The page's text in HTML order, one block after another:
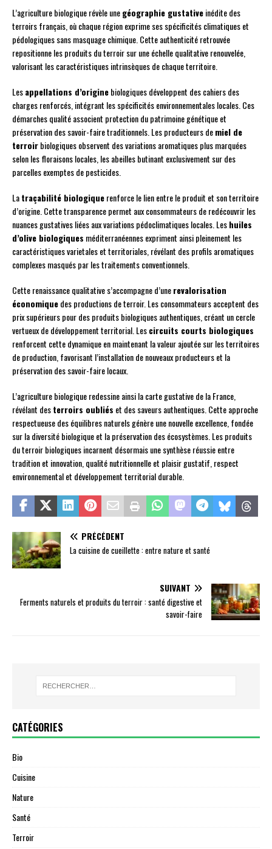
L’agriculture biologique révèle unegéographie gustativeinédite des
terroirs français, où chaque région exprime ses spécificités climatiques et
pédologiques sans masquage chimique. Cette authenticité retrouvée
repositionne les produits du terroir sur une échelle qualitative renouvelée,
valorisant les caractéristiques intrinsèques de chaque territoire.
Lesappellations d’originebiologiques développent des cahiers des
charges renforcés, intégrant les spécificités environnementales locales. Ces
démarches qualité associent protection du patrimoine génétique et
préservation des savoir-faire traditionnels. Les producteurs demiel de
terroirbiologiques observent des variations aromatiques plus marquées
selon les floraisons locales, les abeilles butinant exclusivement sur des
parcelles exemptes de pesticides.
Latraçabilité biologiquerenforce le lien entre le produit et son territoire
d’origine. Cette transparence permet aux consommateurs de redécouvrir les
nuances gustatives liées aux variations pédoclimatiques locales. Leshuiles
d’olive biologiques méditerranéennes expriment ainsi pleinement les
caractéristiques varietales et territoriales, révélant des profils aromatiques
complexes masqués par les traitements conventionnels.
Cette renaissance qualitative s’accompagne d’unerevalorisation
économiquedes productions de terroir. Les consommateurs acceptent des
prix supérieurs pour des produits biologiques authentiques, créant un cercle
vertueux de développement territorial. Lescircuits courts biologiques
renforcent cette dynamique en maintenant la valeur ajoutée sur les territoires
de production, favorisant l’installation de nouveaux producteurs et la
préservation des savoir-faire locaux.
L’agriculture biologique redessine ainsi la carte gustative de la France,
révélant desterroirs oubliés et des saveurs authentiques. Cette approche
respectueuse des équilibres naturels génère une nouvelle excellence, fondée
sur la diversité biologique et la préservation des écosystèmes. Les produits
du terroir biologiques incarnent désormais une synthèse réussie entre
tradition et innovation, qualité nutritionnelle et plaisir gustatif, respect
environnemental et développement territorial durable.
PRÉCÉDENT
La cuisine de cueillette : entre nature et santé
SUIVANT
Ferments naturels et produits du terroir : santé digestive et
savoir-faire
CATÉGORIES
Bio
Cuisine
Nature
Santé
Terroir